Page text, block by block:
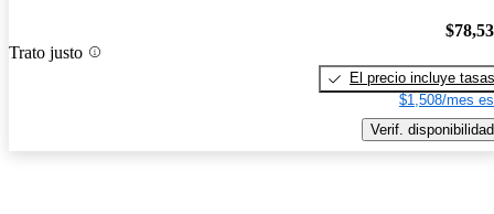
Trato justo
El precio incluye tasas
$1,508/mes
Verif. disponibilidad